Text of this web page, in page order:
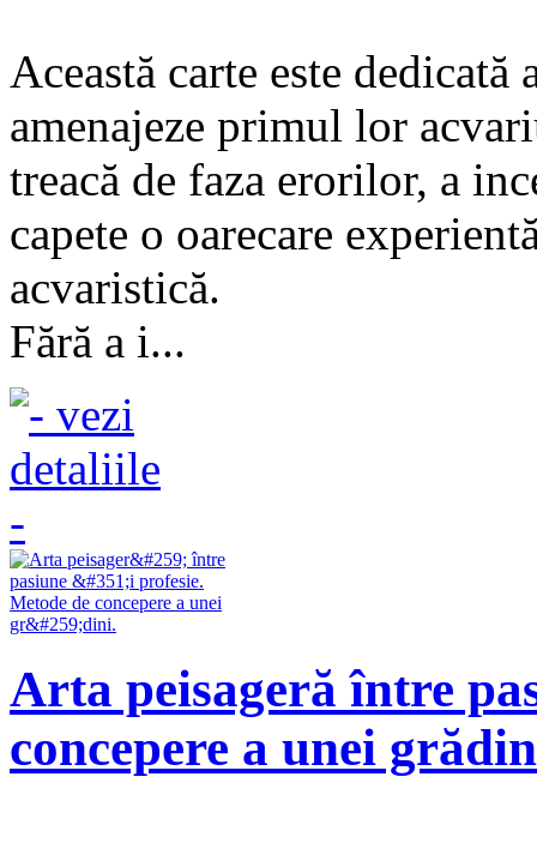
Această carte este dedicată
amenajeze primul lor
treacă de faza erorilor, a
capete o oarecare
acvaristică.
Fără a i...
Arta peisageră între
concepere a unei